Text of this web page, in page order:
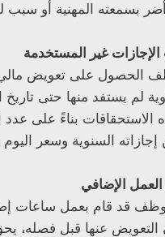
بسمعته المهنية أو سبب
الإجازات غير المستخدمة
الحصول على تعويض
لم يستفد منها حتى
بناءً على عدد
إجازاته السنوية وسعر
الإضافي
قد قام بعمل ساعات
عنها قبل فصله،